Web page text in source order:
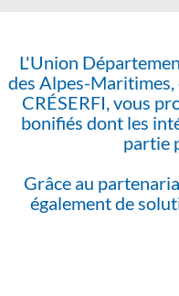
L'Union
des Alpes-Maritimes,
CRÉSERFI, vous
bonifiés dont les
partie
Grâce au
également de